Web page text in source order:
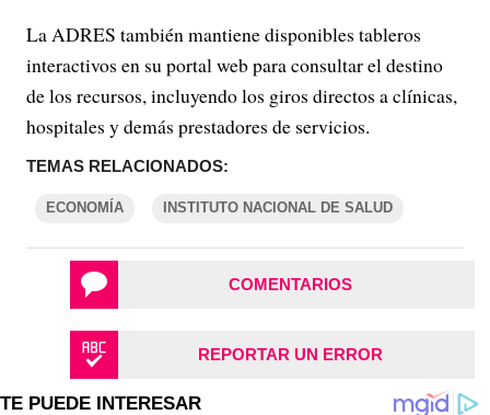
La ADRES también mantiene disponibles tableros
interactivos en su portal web para consultar el destino
de los recursos, incluyendo los giros directos a clínicas,
hospitales y demás prestadores de servicios.
TEMAS RELACIONADOS:
ECONOMÍA INSTITUTO NACIONAL DE SALUD
COMENTARIOS
REPORTAR UN ERROR